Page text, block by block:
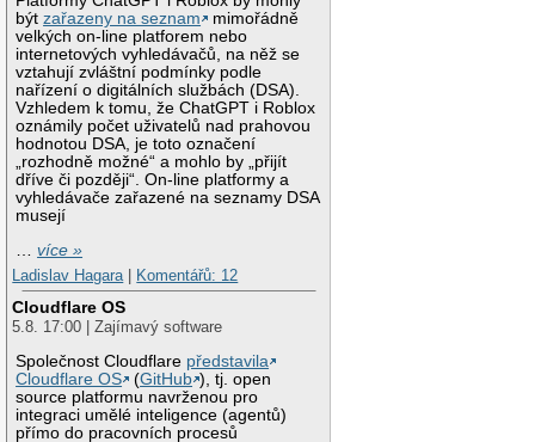
býtzařazeny na seznam
mimořádně
velkých on-line platforem nebo
internetových vyhledávačů, na něž se
vztahují zvláštní podmínky podle
nařízení o digitálních službách (DSA).
Vzhledem k tomu, že ChatGPT i Roblox
oznámily počet uživatelů nad prahovou
hodnotou DSA, je toto označení
„rozhodně možné“ a mohlo by „přijít
dříve či později“. On-line platformy a
vyhledávače zařazené na seznamy DSA
musejí
…více »
Ladislav Hagara| Komentářů: 12
Cloudflare OS
5.8. 17:00 | Zajímavý software
Společnost Cloudflare představila
Cloudflare OS
(GitHub ), tj. open
source platformu navrženou pro
integraci umělé inteligence (agentů)
přímo do pracovních procesů